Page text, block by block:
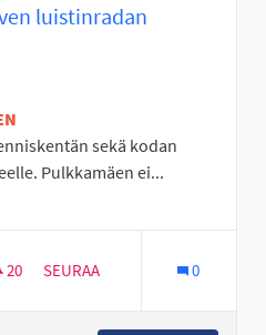
luistinradan
sekä kodan
Pulkkamäen ei...
Eteläinen Seinäjoki
20 20 SEURAAJAA
SEURAA 0